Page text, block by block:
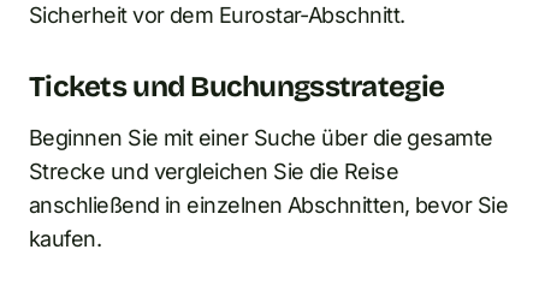
Sicherheit vor dem Eurostar-Abschnitt.
Tickets und Buchungsstrategie
Beginnen Sie mit einer Suche über die gesamte
Strecke und vergleichen Sie die Reise
anschließend in einzelnen Abschnitten, bevor Sie
kaufen.